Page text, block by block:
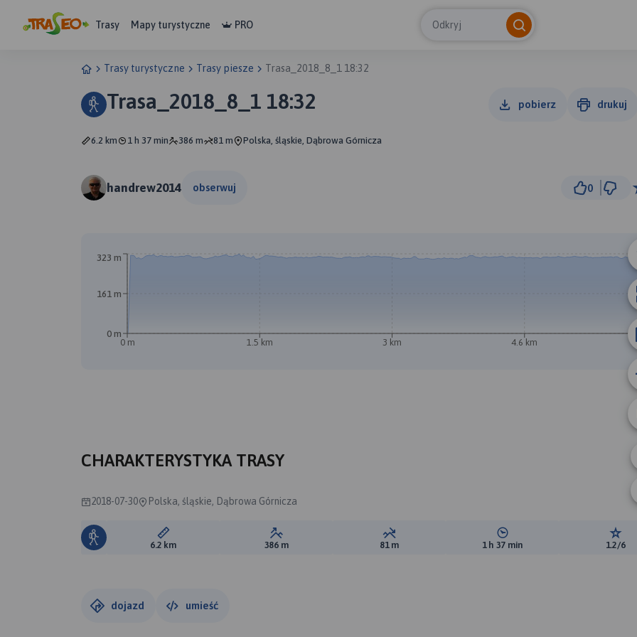
Trasy Mapy turystyczne PRO Odkryj
Trasy turystyczne Trasy piesze Trasa_2018_8_1 18:32
Trasa_2018_8_1 18:32 pobierz drukuj
6.2 km 1 h 37 min 386 m 81 m Polska, śląskie, Dąbrowa Górnicza
handrew2014 obserwuj 0
A
0 m 1.5 km 3 km 4.6 km
0 m
161 m
323 m
CHARAKTERYSTYKA TRASY
2018-07-30 Polska, śląskie, Dąbrowa Górnicza
Długość trasy:
6.2 km Suma przewyższeń:
386 m Suma spadków:
81 m Średni czas potrzebny na
1 h 37 min 1.2/6
dojazd umieść